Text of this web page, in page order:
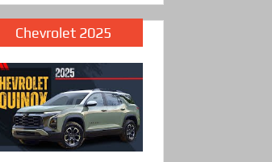
Chevrolet 2025